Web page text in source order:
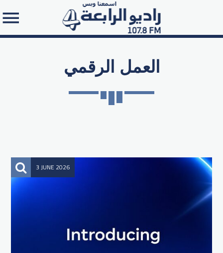
العمل الرقمي
3 JUNE 2026